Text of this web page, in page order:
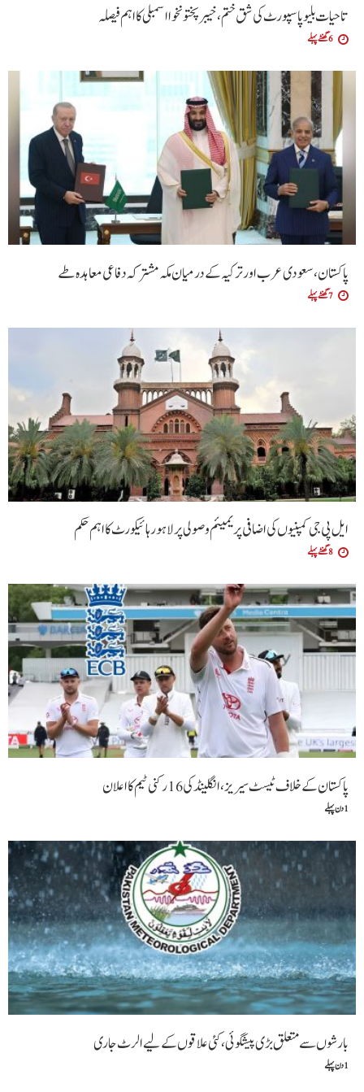
تاحیات بلیو پاسپورٹ کی شق ختم، خیبر پختونخوا اسمبلی کا اہم فیصلہ
6 گھنٹے پہلے
پاکستان، سعودی عرب اور ترکیہ کے درمیان مکہ مشترکہ دفاعی معاہدہ طے
7 گھنٹے پہلے
ایل پی جی کمپنیوں کی اضافی پریمیئم وصولی پر لاہور ہائیکورٹ کا اہم حکم
8 گھنٹے پہلے
پاکستان کے خلاف ٹیسٹ سیریز، انگلینڈ کی 16 رکنی ٹیم کا اعلان
1 دن پہلے
بارشوں سے متعلق بڑی پیشگوئی، کئی علاقوں کے لیے الرٹ جاری
1 دن پہلے